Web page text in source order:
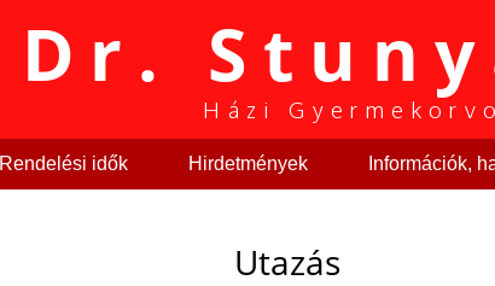
Dr.
Házi
Rendelési idők Hirdetmények Információk,
Utazás